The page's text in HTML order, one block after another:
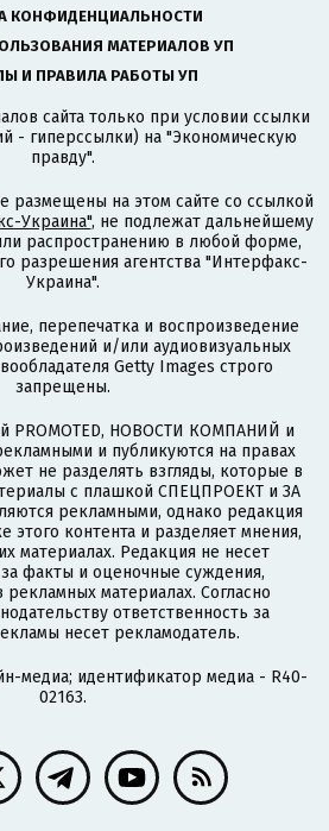
КОНФИДЕНЦИАЛЬНОСТИ
МАТЕРИАЛОВ УП
И ПРАВИЛА РАБОТЫ УП
сайта только при условии ссылки
- гиперссылки) на "Экономическую
правду".
размещены на этом сайте со ссылкой
Украина", не подлежат дальнейшему
распространению в любой форме,
разрешения агентства "Интерфакс-
Украина".
перепечатка и воспроизведение
и/или аудиовизуальных
Getty Images строго
запрещены.
PROMOTED, НОВОСТИ КОМПАНИЙ и
и публикуются на правах
не разделять взгляды, которые в
с плашкой СПЕЦПРОЕКТ и ЗА
рекламными, однако редакция
этого контента и разделяет мнения,
материалах. Редакция не несет
факты и оценочные суждения,
материалах. Согласно
ответственность за
несет рекламодатель.
медиа; идентификатор медиа - R40-
02163.